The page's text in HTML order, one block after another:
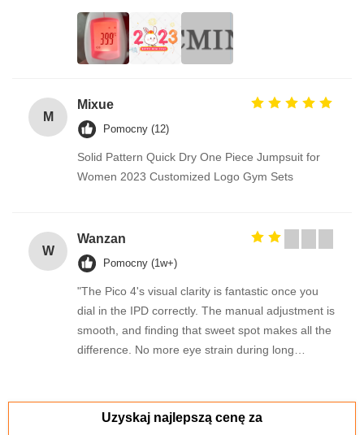
M
Mixue
Pomocny (12)
Solid Pattern Quick Dry One Piece Jumpsuit for
Women 2023 Customized Logo Gym Sets
W
Wanzan
Pomocny (1w+)
"The Pico 4's visual clarity is fantastic once you
dial in the IPD correctly. The manual adjustment is
smooth, and finding that sweet spot makes all the
difference. No more eye strain during long
manual adjustment is smooth, and finding that
Uzyskaj najlepszą cenę za